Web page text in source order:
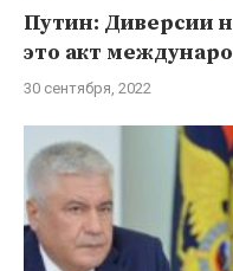
Путин: Диверсии
это акт
30 сентября, 2022